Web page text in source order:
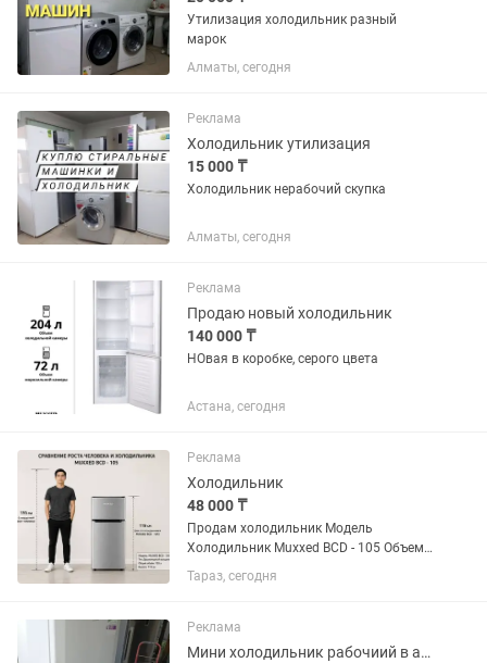
Утилизация холодильник разный
марок
Алматы, сегодня
Реклама
Холодильник утилизация
15 000 ₸
Холодильник нерабочий скупка
Алматы, сегодня
Реклама
Продаю новый холодильник
140 000 ₸
НОвая в коробке, серого цвета
Астана, сегодня
Реклама
Холодильник
48 000 ₸
Продам холодильник Модель
Холодильник Muxxed BCD - 105 Объем
Общий полезный объем 105 л
Полезный объем холодильной камеры
камеры / НТО Уровень шума 40 дБ
Автономное...
Тараз, сегодня
Реклама
Мини холодильник рабочиий в алматы